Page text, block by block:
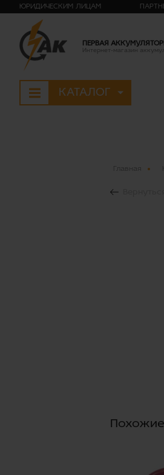
ЮРИДИЧЕСКИМ ЛИЦАМ
ПЕРВАЯ
Интернет-магазин
КАТАЛОГ
Главная